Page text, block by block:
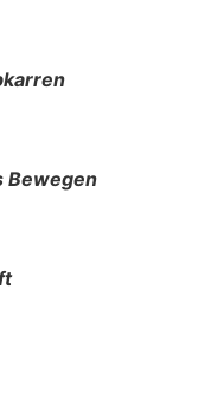
Bewegen